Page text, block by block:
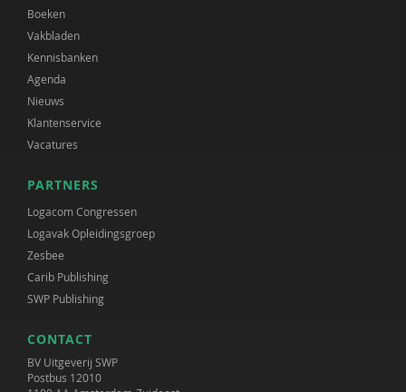
Boeken
Vakbladen
Kennisbanken
Agenda
Nieuws
Klantenservice
Vacatures
PARTNERS
Logacom Congressen
Logavak Opleidingsgroep
Zesbee
Carib Publishing
SWP Publishing
CONTACT
BV Uitgeverij SWP
Postbus 12010